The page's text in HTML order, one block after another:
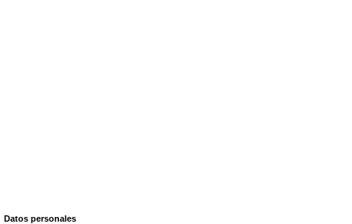
Datos personales